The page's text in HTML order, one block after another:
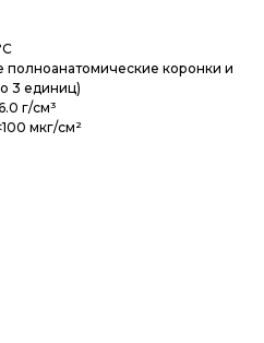
коронки и
3 единиц)
г/см³
мкг/см²